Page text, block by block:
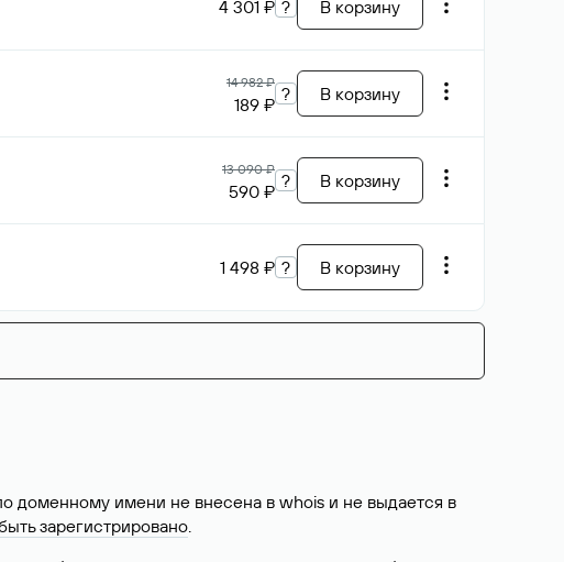
4 301 ₽ ? В корзину
14 982 ₽
189 ₽ ? В корзину
13 090 ₽
590 ₽ ? В корзину
1 498 ₽ ? В корзину
доменному имени не внесена в whois и не выдается в
зарегистрировано.